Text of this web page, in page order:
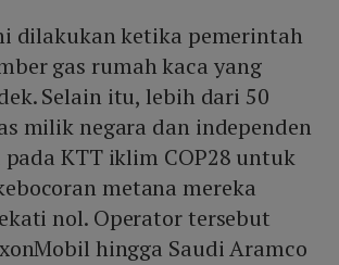
dilakukan ketika pemerintah
gas rumah kaca yang
Selain itu, lebih dari 50
milik negara dan independen
KTT iklim COP28 untuk
metana mereka
nol. Operator tersebut
hingga Saudi Aramco